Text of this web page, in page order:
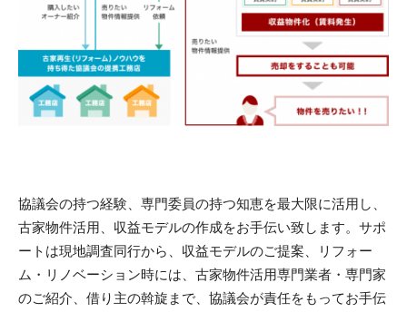
協議会の持つ経験、専門委員の持つ知恵を最大限に活用し、
古家物件活用、収益モデルの作成をお手伝い致します。サポ
ートは現地調査同行から、収益モデルのご提案、リフォー
ム・リノベーション時には、古家物件活用専門業者・専門家
のご紹介、借り主の斡旋まで、協議会が責任をもってお手伝